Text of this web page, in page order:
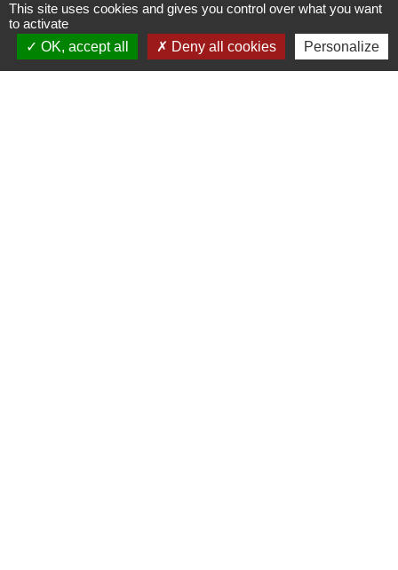
This site uses cookies and gives you control over what you want
to activate
OK, accept all
Deny all cookies Personalize